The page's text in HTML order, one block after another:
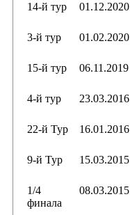
14-й тур
01.12.2020
3-й тур
01.02.2020
15-й тур
06.11.2019
4-й тур
23.03.2016
22-й Тур
16.01.2016
9-й Тур
15.03.2015
1/4
финала
08.03.2015